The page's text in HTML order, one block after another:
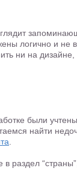
логично и
ни на
были
найти
.
в раздел